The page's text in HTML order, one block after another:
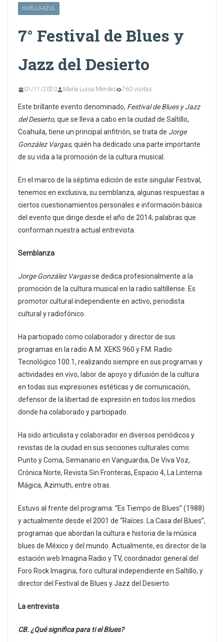
HUELLA AZUL
7° Festival de Blues y
Jazz del Desierto
01/11/2020 María Luisa Méndez 760 visitas
Este brillante evento denominado, Festival de Blues y Jazz
del Desierto, que se lleva a cabo en la ciudad de Saltillo,
Coahuila, tiene un principal anfitrión, se trata de Jorge
González Vargas, quién ha dedicado una parte importante
de su vida a la promoción de la cultura musical.
En el marco de la séptima edición de este singular Festival,
tenemos en exclusiva, su semblanza, algunas respuestas a
ciertos cuestionamientos personales e información básica
del evento que dirige desde el año de 2014; palabras que
conforman nuestra actual entrevista.
Semblanza
Jorge González Vargasse dedica profesionalmente a la
promoción de la cultura musical en la radio saltillense. Es
promotor cultural independiente en activo, periodista
cultural y radiofónico.
Ha participado como colaborador y director de sus
programas en la radio A.M. XEKS 960 y F.M. Radio
Tecnológico 100.1, realizando siempre en sus programas y
actividades en vivo, labor de apoyo y difusión de la cultura
en todas sus expresiones estéticas y de comunicación,
defensor de la libertad de expresión en todos los medios
donde ha colaborado y participado.
Ha sido articulista y colaborador en diversos periódicos y
revistas de la ciudad en sus secciones culturales como:
Punto y Coma, Semanario en Vanguardia, De Viva Voz,
Crónica Norte, Revista Sin Fronteras, Espacio 4, La Linterna
Mágica, Azimuth, entre otras.
Estuvo al frente del programa: “Es Tiempo de Blues” (1988)
y actualmente desde el 2001 de “Raíces. La Casa del Blues”,
programas que abordan la cultura e historia de la música
blues de México y del mundo. Actualmente, es director de la
estación web Imagina Radio y TV, coordinador general del
Foro Rock Imagina, foro cultural independiente en Saltillo, y
director del Festival de Blues y Jazz del Desierto.
La entrevista
CB. ¿Qué significa para ti el Blues?